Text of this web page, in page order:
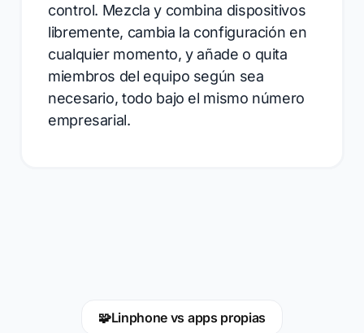
control. Mezcla y combina dispositivos
libremente, cambia la configuración en
cualquier momento, y añade o quita
miembros del equipo según sea
necesario, todo bajo el mismo número
empresarial.
🧩Linphone vs apps propias